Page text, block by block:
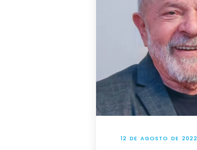
12 DE AGOSTO DE 2022